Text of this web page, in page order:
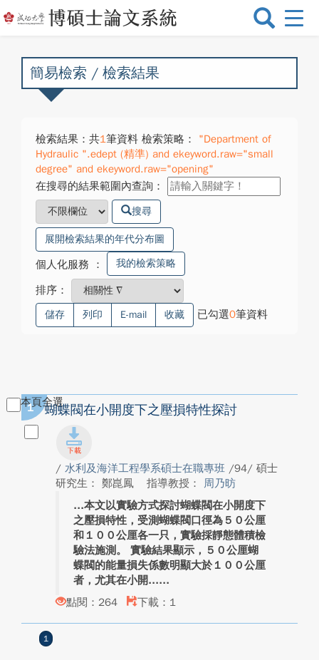
選
換
簡易檢索 / 檢索結果
檢索結果：共1筆資料 檢索策略：
"Department of
Hydraulic ".edept (精準) and ekeyword.raw="small
degree" and ekeyword.raw="opening"
在搜尋的結果範圍內查詢：
搜尋
展開檢索結果的年代分布圖
個人化服務 ： 我的檢索策略
排序：
儲存 列印 E-mail 收藏 已勾選0筆資料
本頁全選
1 蝴蝶閥在小開度下之壓損特性探討
/ 水利及海洋工程學系碩士在職專班 /94/ 碩士
研究生： 鄭崑鳳
指導教授： 周乃昉
本文以實驗方式探討蝴蝶閥在小開度下
之壓損特性，受測蝴蝶閥口徑為５０公厘
和１００公厘各一只，實驗採靜態體積檢
驗法施測。 實驗結果顯示，５０公厘蝴
蝶閥的能量損失係數明顯大於１００公厘
者，尤其在小開...
點閱：264
下載：1
1